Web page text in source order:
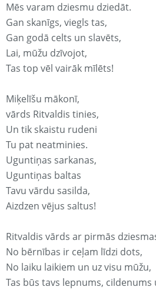
Mēs varam dziesmu dziedāt.
Gan skanīgs, viegls tas,
Gan godā celts un slavēts,
Lai, mūžu dzīvojot,
Tas top vēl vairāk mīlēts!
Miķelīšu mākonī,
vārds Ritvaldis tinies,
Un tik skaistu rudeni
Tu pat neatminies.
Uguntiņas sarkanas,
Uguntiņas baltas
Tavu vārdu sasilda,
Aizdzen vējus saltus!
Ritvaldis vārds ar pirmās
No bērnības ir ceļam līdzi dots,
No laiku laikiem un uz visu mūžu,
Tas būs tavs lepnums, cildenums